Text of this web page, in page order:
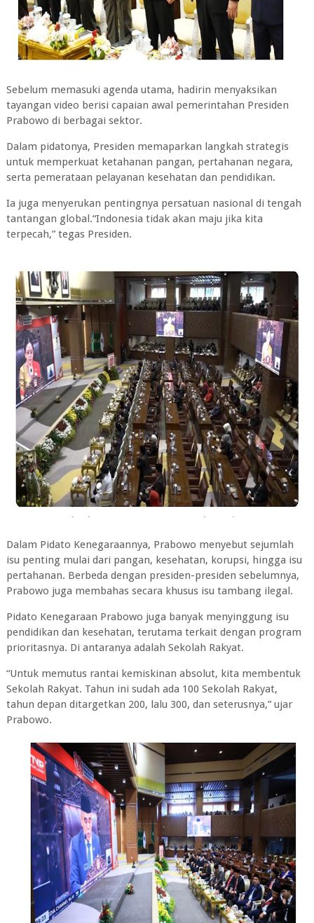
Sebelum memasuki agenda utama, hadirin menyaksikan
tayangan video berisi capaian awal pemerintahan Presiden
Prabowo di berbagai sektor.
Dalam pidatonya, Presiden memaparkan langkah strategis
untuk memperkuat ketahanan pangan, pertahanan negara,
serta pemerataan pelayanan kesehatan dan pendidikan.
Ia juga menyerukan pentingnya persatuan nasional di tengah
tantangan global.“Indonesia tidak akan maju jika kita
terpecah,” tegas Presiden.
Dalam Pidato Kenegaraannya, Prabowo menyebut sejumlah
isu penting mulai dari pangan, kesehatan, korupsi, hingga isu
pertahanan. Berbeda dengan presiden-presiden sebelumnya,
Prabowo juga membahas secara khusus isu tambang ilegal.
Pidato Kenegaraan Prabowo juga banyak menyinggung isu
pendidikan dan kesehatan, terutama terkait dengan program
prioritasnya. Di antaranya adalah Sekolah Rakyat.
“Untuk memutus rantai kemiskinan absolut, kita membentuk
Sekolah Rakyat. Tahun ini sudah ada 100 Sekolah Rakyat,
tahun depan ditargetkan 200, lalu 300, dan seterusnya,” ujar
Prabowo.